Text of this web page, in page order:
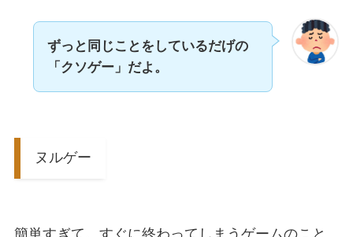
ずっと同じことをしているだげの
「クソゲー」だよ。
ヌルゲー
簡単すぎて、すぐに終わってしまうゲームのこと